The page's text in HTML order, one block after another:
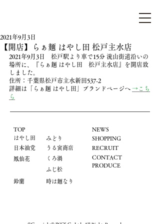
【開店】らぁ麺 はやし田 松戸主水店
2021年9月3日
2021年9月3日　松戸駅より車で15分 流山街道沿いの
場所に、『らぁ麺 はやし田　松戸主水店』を開店致
しました。
住所：千葉県松戸市主水新田537-2
​詳細は「らぁ麺 はやし田」ブランドページへ →こち
ら
TOP
はやし田
​日本油党
鳳仙花
くろ渦
​みどり
うる寅商店
ふじ松
鈴蘭 時は麺なり
NEWS
​SHOPPING
​RECRUIT
CONTACT
PRODUCE